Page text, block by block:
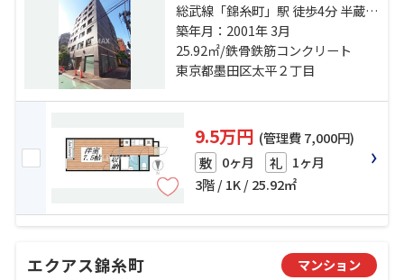
総武線「錦糸町」駅 徒歩4分 半蔵門
線「押上」駅 徒歩15分 都営浅草線
「本所吾妻橋」駅 徒歩23分
築年月：2001年 3月
25.92㎡/鉄骨鉄筋コンクリート
東京都墨田区太平２丁目
9.5万円 (管理費 7,000円)
敷 0ヶ月 礼 1ヶ月
3階 / 1K / 25.92㎡
エクアス錦糸町 マンション